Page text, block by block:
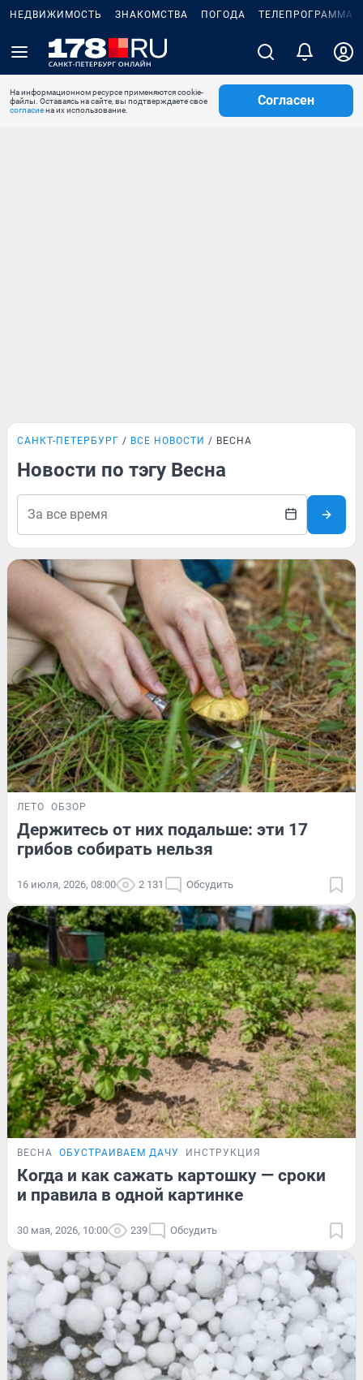
НЕДВИЖИМОСТЬ ЗНАКОМСТВА ПОГОДА ТЕЛЕПРОГРАММА
На информационном ресурсе применяются cookie-
файлы. Оставаясь на сайте, вы подтверждаете свое
согласиена их использование.
Согласен
САНКТ-ПЕТЕРБУРГ ВСЕ НОВОСТИ ВЕСНА
Новости по тэгу Весна
ЛЕТО ОБЗОР
Держитесь от них подальше: эти 17
грибов собирать нельзя
16 июля, 2026, 08:00 2 131 Обсудить
ВЕСНА ОБУСТРАИВАЕМ ДАЧУ ИНСТРУКЦИЯ
Когда и как сажать картошку — сроки
и правила в одной картинке
30 мая, 2026, 10:00 239 Обсудить